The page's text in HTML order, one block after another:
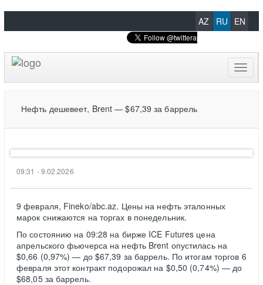
AZ RU EN
Нефть дешевеет, Brent — $67,39 за баррель
09:31 - 9.02.2026
9 февраля, Fineko/abc.az. Цены на нефть эталонных
марок снижаются на торгах в понедельник.
По состоянию на 09:28 на бирже ICE Futures цена
апрельского фьючерса на нефть Brent опустилась на
$0,66 (0,97%) — до $67,39 за баррель. По итогам торгов 6
февраля этот контракт подорожал на $0,50 (0,74%) — до
$68,05 за баррель.